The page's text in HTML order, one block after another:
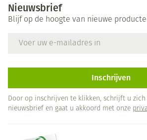
Nieuwsbrief
Blijf op de hoogte van nieuwe
Inschrijven
Door op inschrijven te klikken, schrijft u
nieuwsbrief en gaat u akkoord met onze